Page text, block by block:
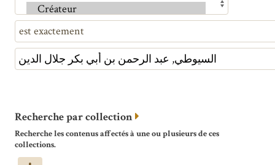
Recherche par collection
Recherche les contenus affectés à une ou plusieurs de ces
collections.